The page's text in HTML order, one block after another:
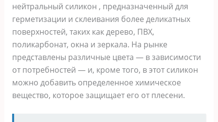
нейтральный силикон , предназначенный для
герметизации и склеивания более деликатных
поверхностей, таких как дерево, ПВХ,
поликарбонат, окна и зеркала. На рынке
представлены различные цвета — в зависимости
от потребностей — и, кроме того, в этот силикон
можно добавить определенное химическое
вещество, которое защищает его от плесени.